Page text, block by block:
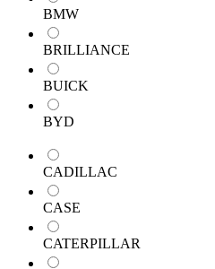
BMW
BRILLIANCE
BUICK
BYD
CADILLAC
CASE
CATERPILLAR